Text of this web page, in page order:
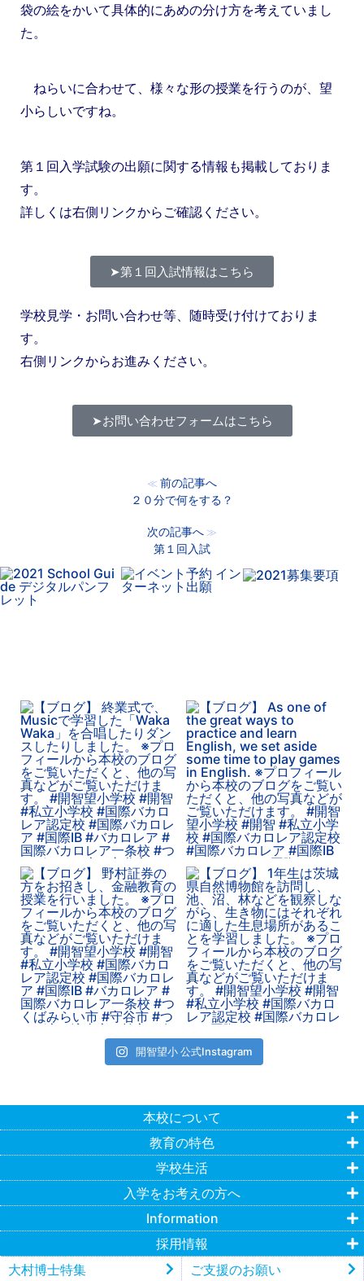
袋の絵をかいて具体的にあめの分け方を考えていまし
た。
ねらいに合わせて、様々な形の授業を行うのが、望
小らしいですね。
第１回入学試験の出願に関する情報も掲載しておりま
す。
詳しくは右側リンクからご確認ください。
➤第１回入試情報はこちら
学校見学・お問い合わせ等、随時受け付けておりま
す。
右側リンクからお進みください。
➤お問い合わせフォームはこちら
≪ 前の記事へ
２０分で何をする？
次の記事へ ≫
第１回入試
開智望小 公式Instagram
本校について
教育の特色
学校生活
入学をお考えの方へ
Information
採用情報
大村博士特集
ご支援のお願い